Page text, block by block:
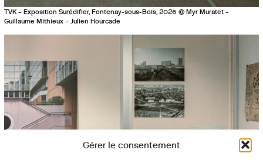
Gérer le consentement
TVK – Exposition Surédifier, Fontenay-sous-Bois, 2026 © Myr Muratet –
Guillaume Mithieux – Julien Hourcade